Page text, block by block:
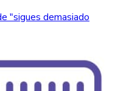
"sigues demasiado